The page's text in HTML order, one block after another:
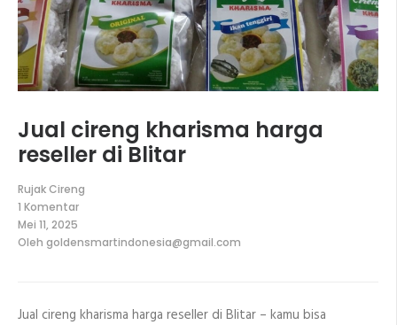
Jual cireng kharisma harga
reseller di Blitar
Rujak Cireng
1 Komentar
pada
Jual
cireng
Blitar
Mei 11, 2025
Oleh goldensmartindonesia@gmail.com
Jual cireng kharisma harga reseller di Blitar – kamu bisa